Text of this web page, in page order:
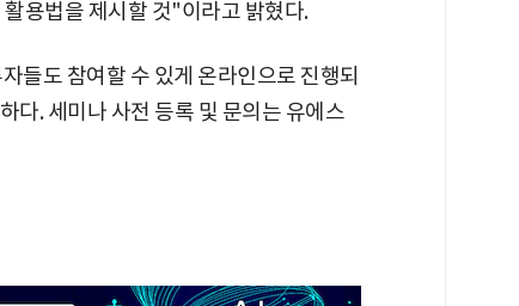
용법을 제시할 것"이라고 밝혔다.
들도 참여할 수 있게 온라인으로 진행되
다. 세미나 사전 등록 및 문의는 유에스